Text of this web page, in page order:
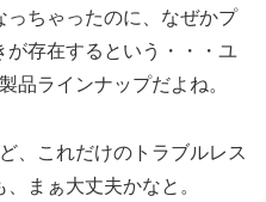
っちゃったのに、なぜかプ
が存在するという・・・ユ
品ラインナップだよね。
、これだけのトラブルレス
まぁ大丈夫かなと。